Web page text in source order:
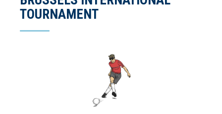
TOURNAMENT